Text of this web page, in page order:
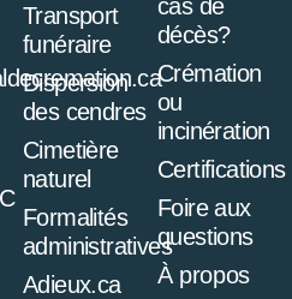
Transport
funéraire
Dispersion
des cendres
Cimetière
naturel
Formalités
administratives
Adieux.ca
cas de
décès?
Crémation
ou
incinération
Certifications
Foire aux
questions
À propos